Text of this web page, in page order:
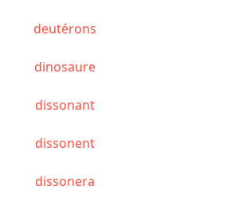
deutérons
dinosaure
dissonant
dissonent
dissonera